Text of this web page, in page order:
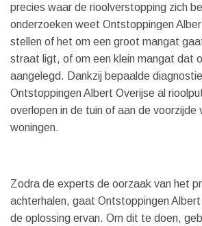
precies waar de rioolverstopping zich
onderzoeken weet Ontstoppingen
stellen of het om een ​​groot mangat
straat ligt, of om een ​​klein mangat dat
aangelegd. Dankzij bepaalde
Ontstoppingen Albert Overijse al
overlopen in de tuin of aan de voorzijde
woningen.
Zodra de experts de oorzaak van het
achterhalen, gaat Ontstoppingen
de oplossing ervan. Om dit te doen,